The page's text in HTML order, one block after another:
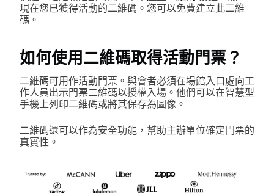
現在您已獲得活動的二維碼。您可以免費建立此二維
碼。
如何使用二維碼取得活動門票？
二維碼可用作活動門票。與會者必須在場館入口處向工
作人員出示門票二維碼以授權入場。他們可以在智慧型
手機上列印二維碼或將其保存為圖像。
二維碼還可以作為安全功能，幫助主辦單位確定門票的
真實性。